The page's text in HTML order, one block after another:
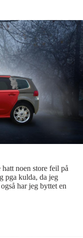
noen store feil på
pga kulda, da jeg
har jeg byttet en